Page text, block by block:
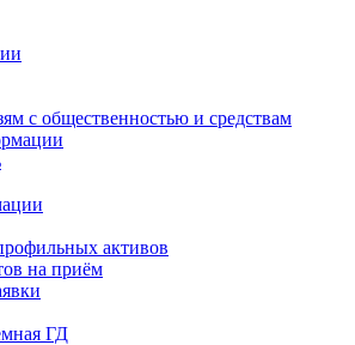
с общественностью и средствам
активов
на приём
ГД